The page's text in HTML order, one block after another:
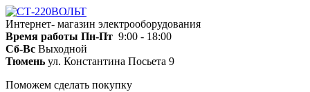
Интернет- магазин электрооборудования
Время работы Пн-Пт 9:00 - 18:00
Сб-Вс Выходной
Тюмень ул. Константина Посьета 9
Поможем сделать покупку